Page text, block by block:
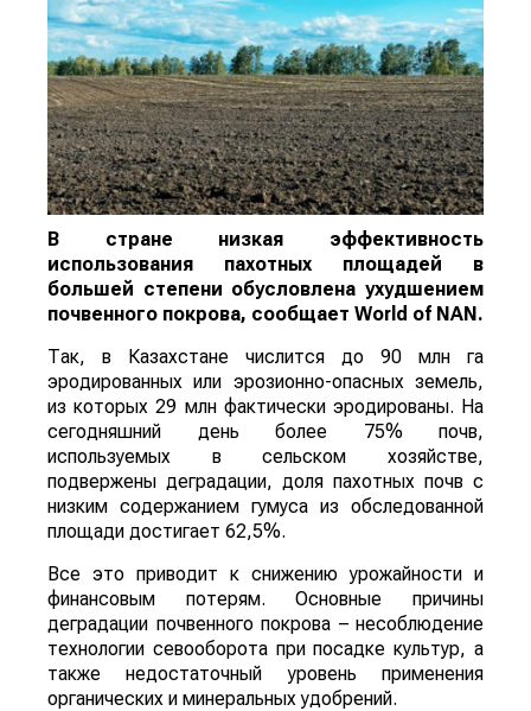
В стране низкая эффективность
использования пахотных площадей в
большей степени обусловлена ухудшением
почвенного покрова, сообщает World of NAN.
Так, в Казахстане числится до 90 млн га
эродированных или эрозионно-опасных земель,
из которых 29 млн фактически эродированы. На
сегодняшний день более 75% почв,
используемых в сельском хозяйстве,
подвержены деградации, доля пахотных почв с
низким содержанием гумуса из обследованной
площади достигает 62,5%.
Все это приводит к снижению урожайности и
финансовым потерям. Основные причины
деградации почвенного покрова – несоблюдение
технологии севооборота при посадке культур, а
также недостаточный уровень применения
органических и минеральных удобрений.